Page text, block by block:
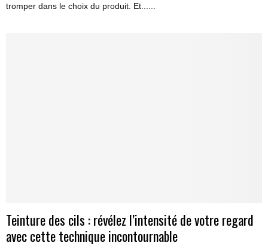
tromper dans le choix du produit. Et......
Teinture des cils : révélez l’intensité de votre regard
avec cette technique incontournable